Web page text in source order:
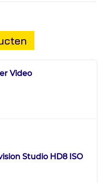
Video
Studio HD8 ISO